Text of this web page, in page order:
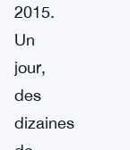
2015.
Un
jour,
des
dizaines